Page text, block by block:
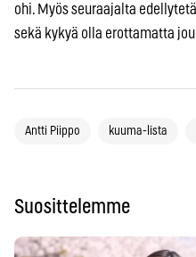
ohi. Myös seuraajalta
sekä kykyä olla erottamatta
Antti Piippo kuuma-lista
Suosittelemme